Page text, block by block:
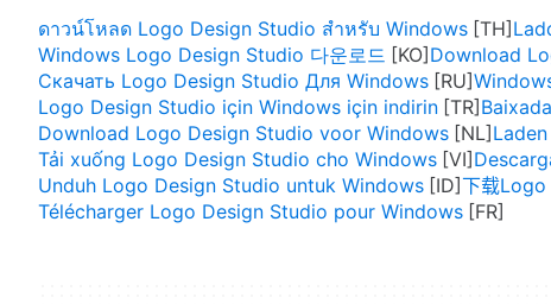
ดาวน์โหลด Logo Design Studio สำหรับ Windows
Windows Logo Design Studio 다운로드
Download
Скачать Logo Design Studio Для Windows
Logo Design Studio için Windows için indirin
Download Logo Design Studio voor Windows
Tải xuống Logo Design Studio cho Windows
Unduh Logo Design Studio untuk Windows
下载
Télécharger Logo Design Studio pour Windows